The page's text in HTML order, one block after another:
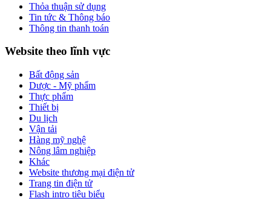
Thỏa thuận sử dụng
Tin tức & Thông báo
Thông tin thanh toán
Website theo lĩnh vực
Bất động sản
Dược - Mỹ phẩm
Thực phẩm
Thiết bị
Du lịch
Vận tải
Hàng mỹ nghệ
Nông lâm nghiệp
Khác
Website thương mại điện tử
Trang tin điện tử
Flash intro tiêu biểu